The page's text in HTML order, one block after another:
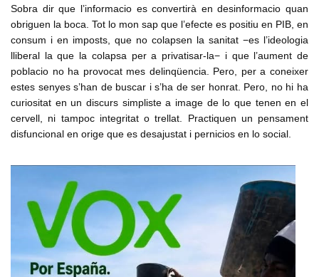
Sobra dir que l’informacio es convertirà en desinformacio quan
obriguen la boca. Tot lo mon sap que l’efecte es positiu en PIB, en
consum i en imposts, que no colapsen la sanitat −es l’ideologia
lliberal la que la colapsa per a privatisar-la− i que l’aument de
poblacio no ha provocat mes delinqüencia. Pero, per a coneixer
estes senyes s’han de buscar i s’ha de ser honrat. Pero, no hi ha
curiositat en un discurs simpliste a image de lo que tenen en el
cervell, ni tampoc integritat o trellat. Practiquen un pensament
disfuncional en orige que es desajustat i pernicios en lo social.